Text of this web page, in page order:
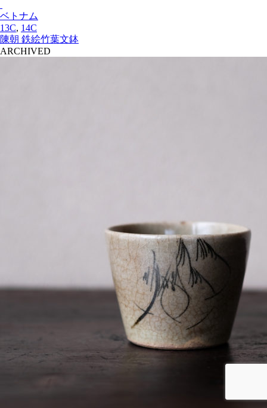
ベトナム
13C, 14C
陳朝 鉄絵竹葉文鉢
ARCHIVED